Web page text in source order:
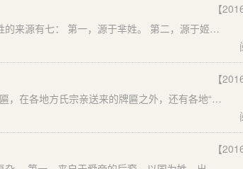
【
据《钱文忠解读百家姓》可知喻姓非有意思，来源太精彩了。 喻姓的来源有七： 第一，源于芈姓。 第二，源于姬姓，是楚国公族的封地，当时有个地方叫俞邑，楚国的贵族之后。而且这一支是复姓俞豊，这是最早的复姓，后来把豊省略了，就叫俞氏（喻氏）。 第三，源于官位。在秦汉时期有一种官叫使喻，他的后代就叫喻。 第四，源于谕姓，这一支是春秋郑国贵族之后，在东汉的时候，大部分改成了喻。 第五，源于渝姓，同第四。
【
拥有600多年历史的厚街镇河田方氏宗祠的墙壁上，挂着几十块牌匾，在各地方氏宗亲送来的牌匾之外，还有各地“邝氏宗亲”和“雷氏宗亲”赠送的牌匾，这往往引起来者的好奇。一般的宗祠里都只会挂本姓宗亲赠送的牌匾，方氏宗祠为何也挂外姓人赠送的牌匾呢？原来这里有着鲜为人知的秘密：方、雷、邝三姓原来本是一家。
【